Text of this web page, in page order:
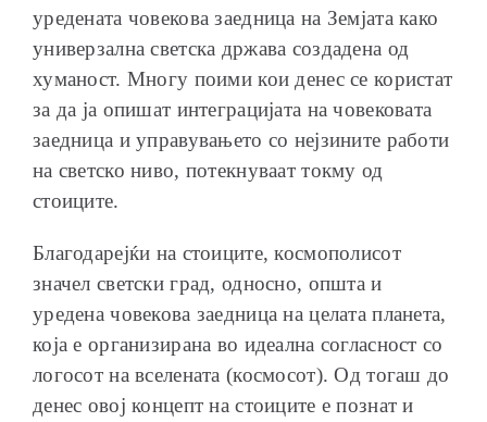
уредената човекова заедница на Земјата како
универзална светска држава создадена од
хуманост. Многу поими кои денес се користат
за да ја опишат интеграцијата на човековата
заедница и управувањето со нејзините работи
на светско ниво, потекнуваат токму од
стоиците.
Благодарејќи на стоиците, космополисот
значел светски град, односно, општа и
уредена човекова заедница на целата планета,
која е организирана во идеална согласност со
логосот на вселената (космосот). Од тогаш до
денес овој концепт на стоиците е познат и